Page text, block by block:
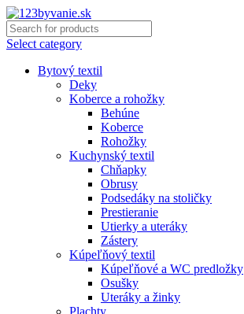
Select category
Bytový textil
Deky
Koberce a rohožky
Behúne
Koberce
Rohožky
Kuchynský textil
Chňapky
Obrusy
Podsedáky na stoličky
Prestieranie
Utierky a uteráky
Zástery
Kúpeľňový textil
Kúpeľňové a WC predložky
Osušky
Uteráky a žinky
Plachty